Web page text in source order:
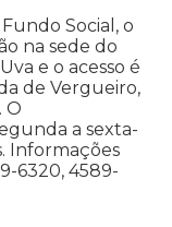
Social, o
na sede do
e o acesso é
de Vergueiro,
O
a sexta-
Informações
6320, 4589-